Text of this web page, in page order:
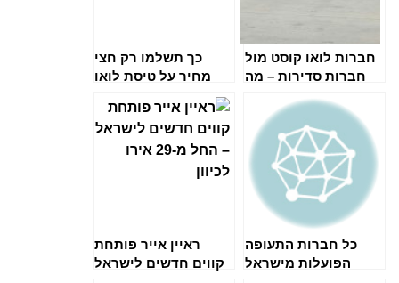
חברות לואו קוסט מול
חברות סדירות – מה
כך תשלמו רק חצי
מחיר על טיסת לואו
קוסט – הטיפים שלא
סיפרו לכם
כל חברות התעופה
הפועלות מישראל
ראיין אייר פותחת
קווים חדשים לישראל